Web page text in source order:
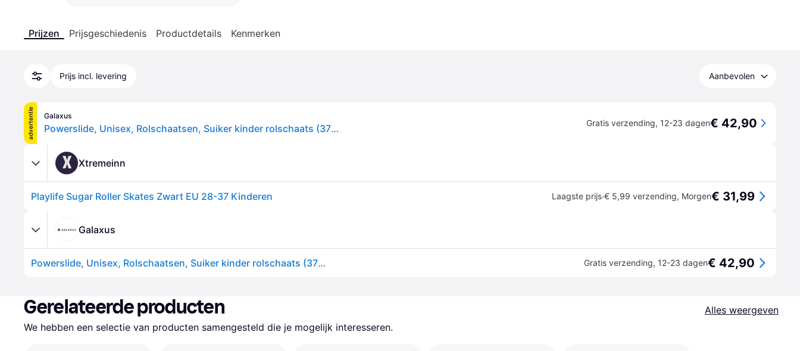
Prijzen Prijsgeschiedenis Productdetails Kenmerken
Prijs incl. levering Aanbevolen
advertentie Galaxus
Powerslide, Unisex, Rolschaatsen, Suiker kinder rolschaats (37), Zwart Gratis verzending, 12-23 dagen€ 42,90
X Xtremeinn
Playlife Sugar Roller Skates Zwart EU 28-37 Kinderen Laagste prijs·€ 5,99 verzending, Morgen€ 31,99
Galaxus
Powerslide, Unisex, Rolschaatsen, Suiker kinder rolschaats (37), Zwart Gratis verzending, 12-23 dagen€ 42,90
Gerelateerde producten
Alles weergeven
We hebben een selectie van producten samengesteld die je mogelijk interesseren.